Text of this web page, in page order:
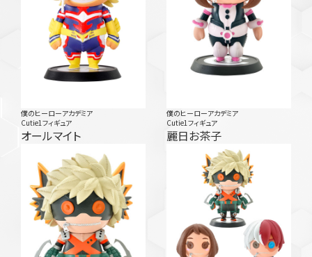
僕のヒーローアカデミア
Cutie1フィギュア
オールマイト
僕のヒーローアカデミア
Cutie1フィギュア
麗日お茶子